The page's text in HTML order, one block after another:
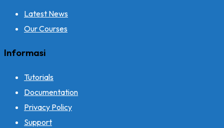
Latest News
Our Courses
Informasi
Tutorials
Documentation
Privacy Policy
Support